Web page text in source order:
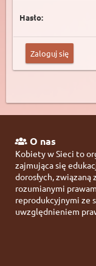
Hasło:
O nas
Kobiety w Sieci to
zajmująca się
dorosłych, związaną
rozumianymi
reprodukcyjnymi ze
uwzględnieniem